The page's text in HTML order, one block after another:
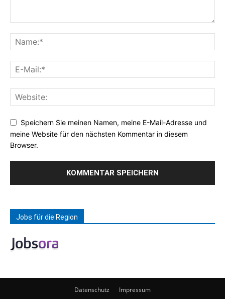
Speichern Sie meinen Namen, meine E-Mail-Adresse und
meine Website für den nächsten Kommentar in diesem
Browser.
Jobs für die Region
Datenschutz Impressum